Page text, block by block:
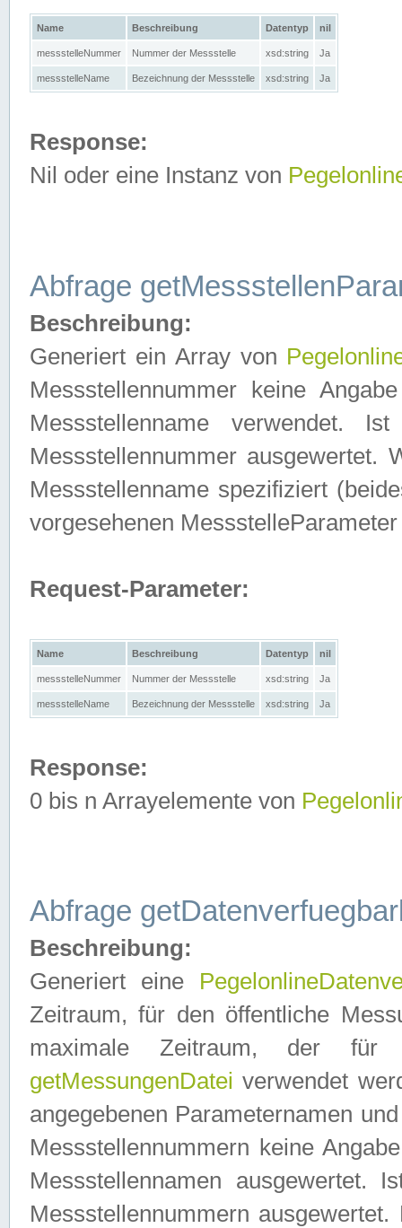
Name Beschreibung Datentyp nil
messstelleNummer Nummer der Messstelle xsd:string Ja
messstelleName Bezeichnung der Messstelle xsd:string Ja
Response:
Nil oder eine Instanz von
Abfrage
Beschreibung:
Generiert ein Array von
Messstellennummer keine
Messstellenname verwendet.
Messstellennummer ausgewertet.
Messstellenname spezifiziert
vorgesehenen
Request-Parameter:
Name Beschreibung Datentyp nil
messstelleNummer Nummer der Messstelle xsd:string Ja
messstelleName Bezeichnung der Messstelle xsd:string Ja
Response:
0 bis n Arrayelemente von
Abfrage
Beschreibung:
Generiert eine
Zeitraum, für den öffentliche
maximale Zeitraum, der
getMessungenDatei verwendet
angegebenen Parameternamen
Messstellennummern keine
Messstellennamen ausgewertet.
Messstellennummern